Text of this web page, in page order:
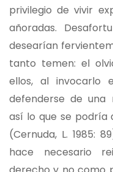
privilegio de vivir
añoradas.
desearían
tanto temen: el
ellos, al invocarlo
defenderse de una
así lo que se podría
(Cernuda, L. 1985:
hace necesario